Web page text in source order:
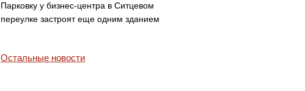
Парковку у бизнес-центра в Ситцевом
переулке застроят еще одним зданием
Остальные новости